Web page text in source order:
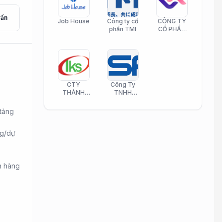
dự
hàng
Job House
Công ty cổ
phần TMI
CÔNG TY
CỔ PHẦN
CTY
THÀNH
PHAMATECH
Công Ty
TNHH
Phần Mềm